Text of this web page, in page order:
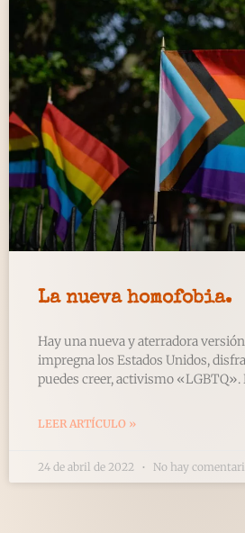
La nueva homofobia.
Hay una nueva y aterradora
impregna los Estados Unidos,
puedes creer, activismo «LGBTQ».
LEER ARTÍCULO »
24 de abril de 2022 No hay